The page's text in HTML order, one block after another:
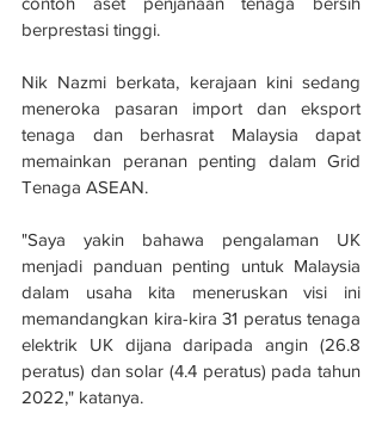
berprestasi tinggi.
Nik Nazmi berkata, kerajaan kini sedang
meneroka pasaran import dan eksport
tenaga dan berhasrat Malaysia dapat
memainkan peranan penting dalam Grid
Tenaga ASEAN.
"Saya yakin bahawa pengalaman UK
menjadi panduan penting untuk Malaysia
dalam usaha kita meneruskan visi ini
memandangkan kira-kira 31 peratus tenaga
elektrik UK dijana daripada angin (26.8
peratus) dan solar (4.4 peratus) pada tahun
2022," katanya.